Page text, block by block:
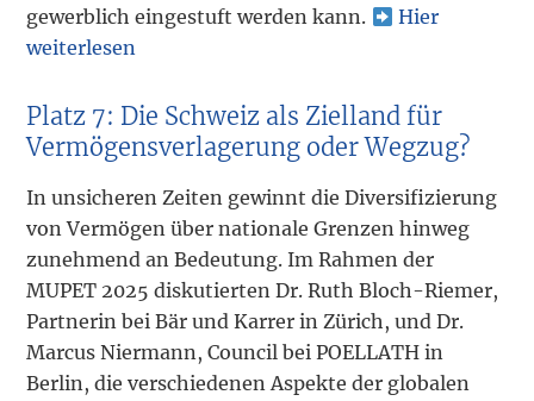
gewerblich eingestuft werden kann.
Hier
weiterlesen
Platz 7: Die Schweiz als Zielland für
Vermögensverlagerung oder Wegzug?
In unsicheren Zeiten gewinnt die Diversifizierung
von Vermögen über nationale Grenzen hinweg
zunehmend an Bedeutung. Im Rahmen der
MUPET 2025 diskutierten Dr. Ruth Bloch-Riemer,
Partnerin bei Bär und Karrer in Zürich, und Dr.
Marcus Niermann, Council bei POELLATH in
Berlin, die verschiedenen Aspekte der globalen